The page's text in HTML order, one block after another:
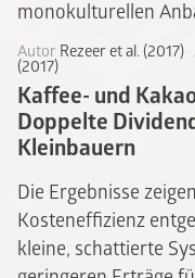
monokulturellen
Autor Rezeer et al. (2017)
(2017)
Kaffee- und
Doppelte
Kleinbauern
Die Ergebnisse
Kosteneffizienz
kleine, schattierte